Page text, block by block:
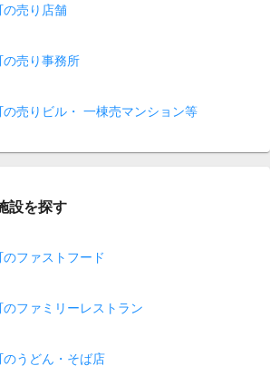
の売り店舗
売り事務所
売りビル・ 一棟売マンション等
設を探す
ファストフード
ファミリーレストラン
うどん・そば店